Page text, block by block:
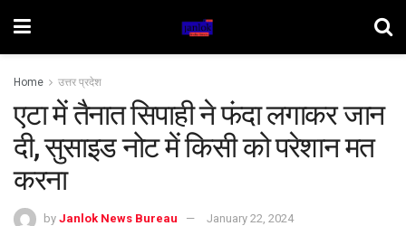
Home उत्तर प्रदेश
एटा में तैनात सिपाही ने फंदा लगाकर जान
दी, सुसाइड नोट में किसी को परेशान मत
करना
by Janlok News Bureau January 22, 2024